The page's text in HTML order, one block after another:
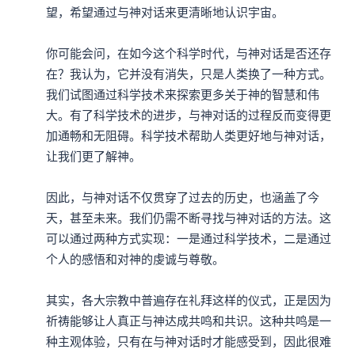
望，希望通过与神对话来更清晰地认识宇宙。
你可能会问，在如今这个科学时代，与神对话是否还存
在？我认为，它并没有消失，只是人类换了一种方式。
我们试图通过科学技术来探索更多关于神的智慧和伟
大。有了科学技术的进步，与神对话的过程反而变得更
加通畅和无阻碍。科学技术帮助人类更好地与神对话，
让我们更了解神。
因此，与神对话不仅贯穿了过去的历史，也涵盖了今
天，甚至未来。我们仍需不断寻找与神对话的方法。这
可以通过两种方式实现：一是通过科学技术，二是通过
个人的感悟和对神的虔诚与尊敬。
其实，各大宗教中普遍存在礼拜这样的仪式，正是因为
祈祷能够让人真正与神达成共鸣和共识。这种共鸣是一
种主观体验，只有在与神对话时才能感受到，因此很难